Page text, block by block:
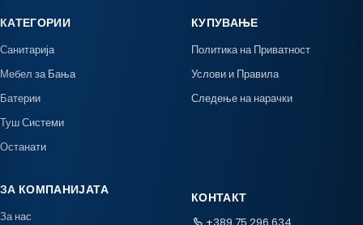
КАТЕГОРИИ
Санитарија
Мебел за Бања
Батерии
Туш Системи
Останати
КУПУВАЊЕ
Политика на Приватност
Услови и Правила
Следење на нарачки
ЗА КОМПАНИЈАТА
За нас
КОНТАКТ